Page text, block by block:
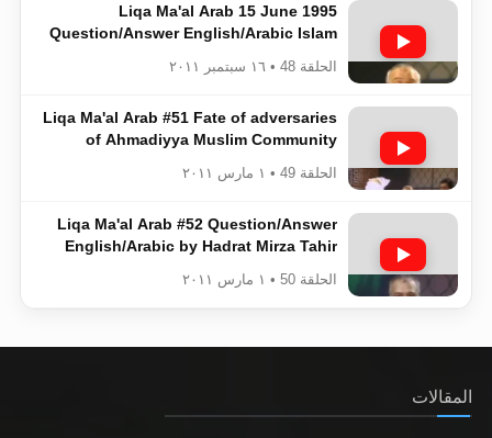
Liqa Ma'al Arab 15 June 1995
Question/Answer English/Arabic Islam
الحلقة 48 • ١٦ سبتمبر ٢٠١١
Liqa Ma'al Arab #51 Fate of adversaries
of Ahmadiyya Muslim Community
الحلقة 49 • ١ مارس ٢٠١١
Liqa Ma'al Arab #52 Question/Answer
English/Arabic by Hadrat Mirza Tahir
الحلقة 50 • ١ مارس ٢٠١١
المقالات